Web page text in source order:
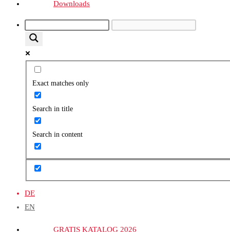
Downloads
Exact matches only
Search in title
Search in content
DE
EN
GRATIS KATALOG 2026